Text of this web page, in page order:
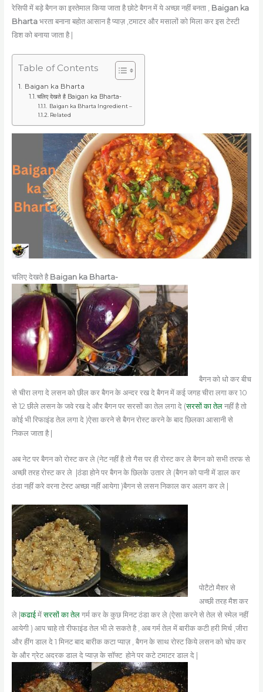
रेसिपी में बड़े बैगन का इस्तेमाल किया जाता है छोटे बैगन में ये अच्छा नहीं बनता , Baigan ka
Bharta भरता बनाना बहोत आसान है प्याज़ ,टमाटर और मसालों को मिला कर इस टेस्टी
डिश को बनाया जाता है |
Table of Contents
Baigan ka Bharta
चलिए देखते है Baigan ka Bharta-
Baigan ka Bharta Ingredient –
Related
चलिए देखते है Baigan ka Bharta-
बैगन को धो कर बीच
से चीरा लगा दे लसन को छील कर बैगन के अन्दर रख दे बैगन में कई जगह चीरा लगा कर 10
से 12 छीले लसन के जवे रख दे और बैगन पर सरसों का तेल लगा दे (सरसों का तेलनहीं है तो
कोई भी रिफाइंड तेल लगा दे )ऐसा करने से बैगन रोस्ट करने के बाद छिलका आसानी से
निकल जाता है |
अब नेट पर बैगन को रोस्ट कर ले (नेट नहीं है तो गैस पर ही रोस्ट कर ले बैगन को सभी तरफ से
अच्छी तरह रोस्ट कर ले |ठंडा होने पर बैगन के छिलके उतार ले (बैगन को पानी में डाल कर
ठंडा नहीं करे वरना टेस्ट अच्छा नहीं आयेगा )बैगन से लसन निकाल कर अलग कर ले |
पोटैटो मैशर से
अच्छी तरह मैश कर
ले |कढाईमेंसरसों का तेलगर्म कर के कुछ मिनट ठंडा कर ले (ऐसा करने से तेल से स्मेल नहीं
आयेगी ) आप चाहे तो रीफाइंड तेल भी ले सकते है , अब गर्म तेल में बारीक कटी हरी मिर्च ,जीरा
और हींग डाल दे 1 मिनट बाद बारीक कटा प्याज़ , बैगन के साथ रोस्ट किये लसन को चोप कर
के और ग्रेट अदरक डाल दे प्याज़ के सॉफ्ट होने पर कटे टमाटर डाल दे |